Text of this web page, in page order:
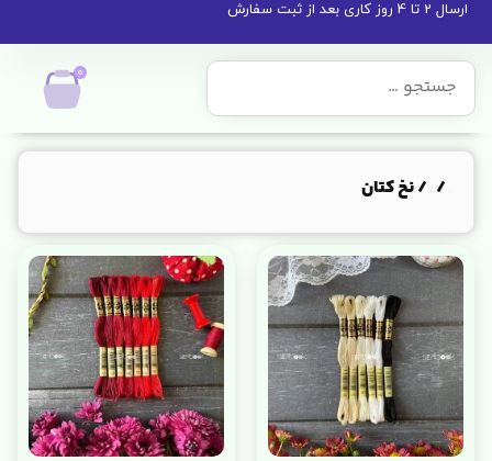
ارسال 2 تا 4 روز کاری بعد از ثبت سفارش
0
/ / نخ کتان